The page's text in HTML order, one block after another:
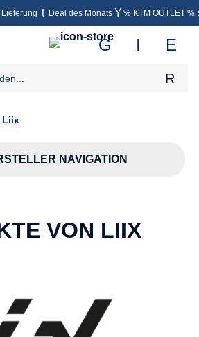
Deal des Monats % KTM OUTLET %
Liix
NAVIGATION
VON LIIX